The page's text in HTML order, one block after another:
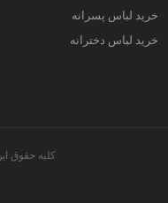
خرید لباس پسرانه
خرید لباس دخترانه
کلیه حقوق